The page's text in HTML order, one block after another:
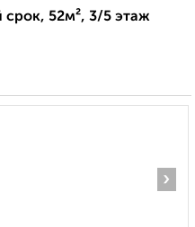
срок, 52м², 3/5 этаж
›